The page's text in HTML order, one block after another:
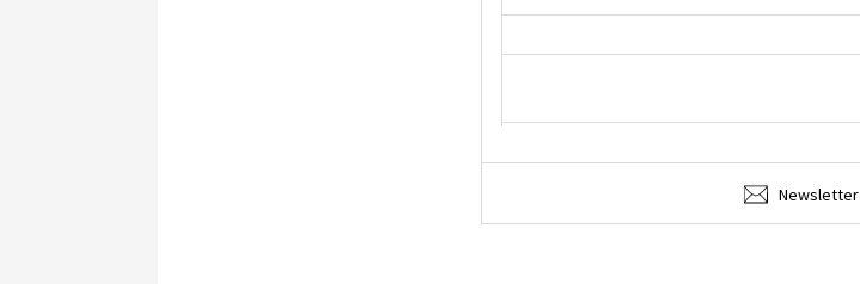
Newsletter